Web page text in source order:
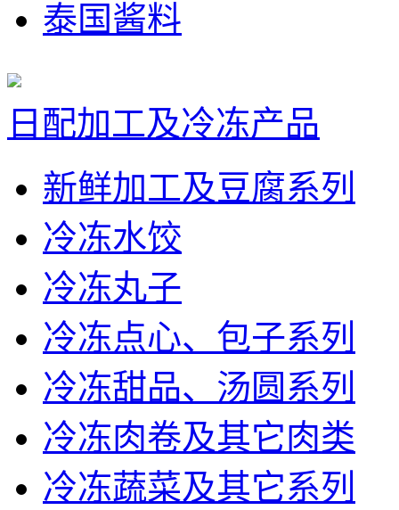
泰国酱料
日配加工及冷冻产品
新鲜加工及豆腐系列
冷冻水饺
冷冻丸子
冷冻点心、包子系列
冷冻甜品、汤圆系列
冷冻肉卷及其它肉类
冷冻蔬菜及其它系列